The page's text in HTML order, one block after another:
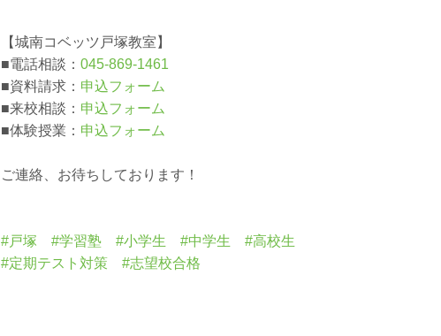
【城南コベッツ戸塚教室】
■電話相談： 045-869-1461
■資料請求： 申込フォーム
■来校相談： 申込フォーム
■体験授業： 申込フォーム
ご連絡、お待ちしております！
#戸塚 #学習塾 #小学生 #中学生 #高校生
#定期テスト対策 #志望校合格